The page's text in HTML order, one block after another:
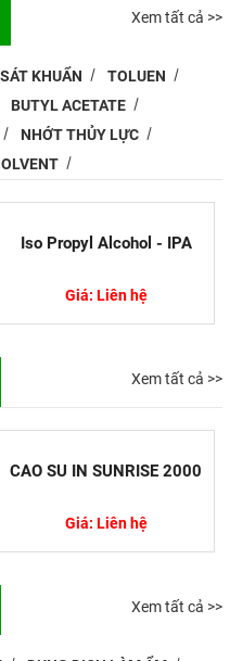
KHUẨN
TOLUEN
BUTYL ACETATE
NHỚT THỦY LỰC
Xem tất cả >>
Iso Propyl Alcohol - IPA
Giá: Liên hệ
Xem tất cả >>
CAO SU IN SUNRISE 2000
Giá: Liên hệ
Xem tất cả >>
nhân In Offset bị lệch
trên ấn phẩm so với bản thiết
là sự cố rất thường gặp. Màu